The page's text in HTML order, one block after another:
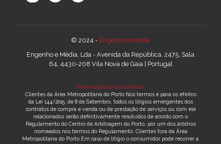
© 2024 - Engenho e Média
Engenho e Média, Lda - Avenida da República, 2475, Sala
64, 4430-208 Vila Nova de Gaia | Portugal
Informação ao consumidor:
Clientes da Área Metropolitana do Porto Nos termos e para os efeitos
da Lei 144/2015, de 8 de Setembro, todos os litígios emergentes dos
contratos de compra e venda ou de prestação de serviços ou com ele
relacionados serão definitivamente resolvidos de acordo com o
Regulamento do Centro de Arbitragem do Porto, por um dos árbitros
nomeados nos termos do Regulamento. Clientes fora da Área
Metropolitana do Porto Em caso de litígio o consumidor pode recorrer a